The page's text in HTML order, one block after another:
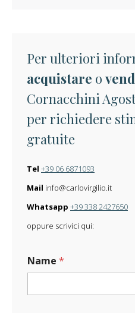
Per ulteriori
acquistare o
Cornacchini
per richiedere
gratuite
Tel +39 06 6871093
Mail info@carlovirgilio.it
Whatsapp +39 338 2427650
oppure scrivici qui:
Name *